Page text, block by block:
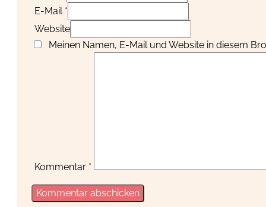
E-Mail *
Website
Meinen Namen, E-Mail und Website in diesem
Kommentar *